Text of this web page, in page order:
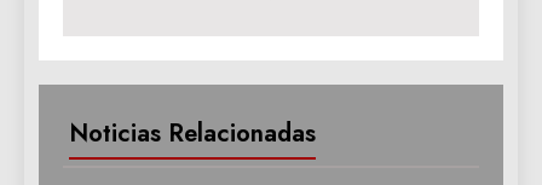
Noticias Relacionadas